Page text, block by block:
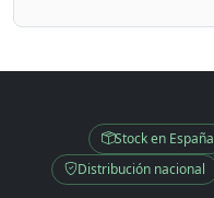
Stock en España
Distribución nacional